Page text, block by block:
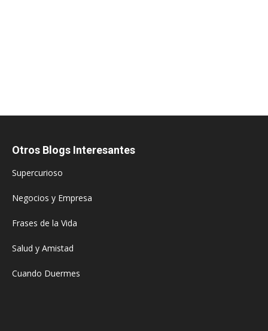
Otros Blogs Interesantes
Supercurioso
Negocios y Empresa
Frases de la Vida
Salud y Amistad
Cuando Duermes